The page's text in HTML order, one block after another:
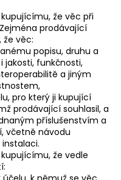
že věc při
prodávající
věc:
popisu, druhu a
jakosti, funkčnosti,
a jiným
pro který ji kupující
prodávající souhlasil, a
příslušenstvím a
včetně návodu
že vedle